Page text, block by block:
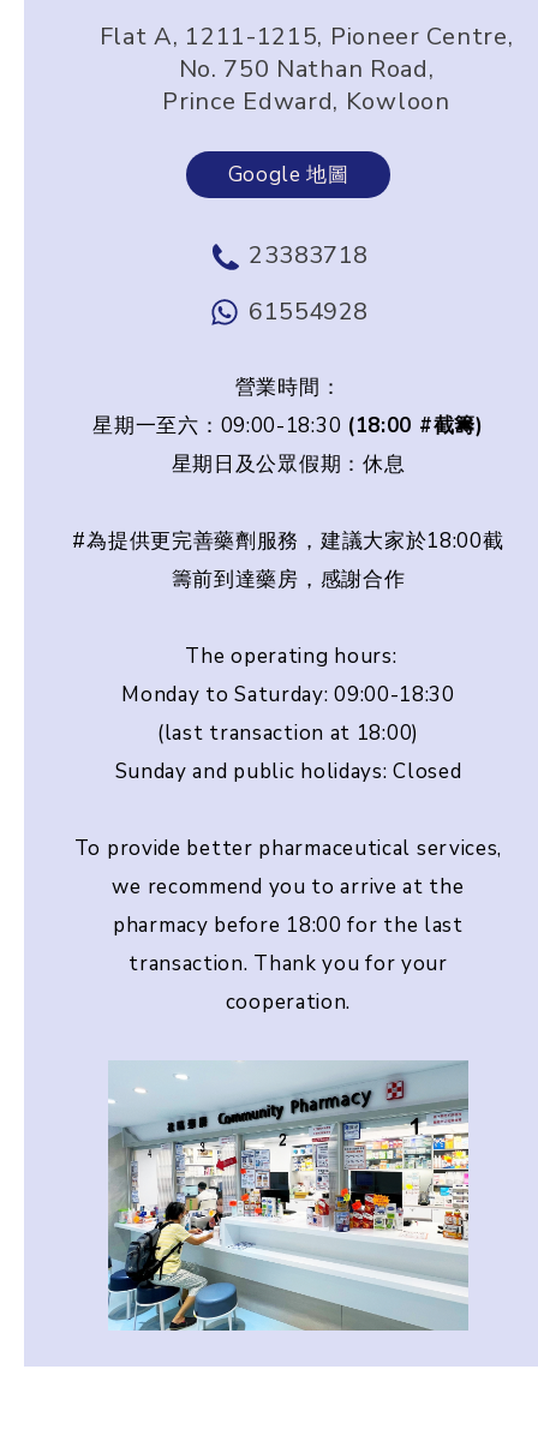
Flat A, 1211-1215, Pioneer Centre,
No. 750 Nathan Road,
Prince Edward, Kowloon
Google 地圖
23383718
61554928
營業時間：
星期一至六：09:00-18:30 (18:00 #截籌)
星期日及公眾假期：休息
#為提供更完善藥劑服務，建議大家於18:00截
籌前到達藥房，感謝合作
The operating hours:
Monday to Saturday: 09:00-18:30
(last transaction at 18:00)
Sunday and public holidays: Closed
To provide better pharmaceutical services,
we recommend you to arrive at the
pharmacy before 18:00 for the last
transaction. Thank you for your
cooperation.